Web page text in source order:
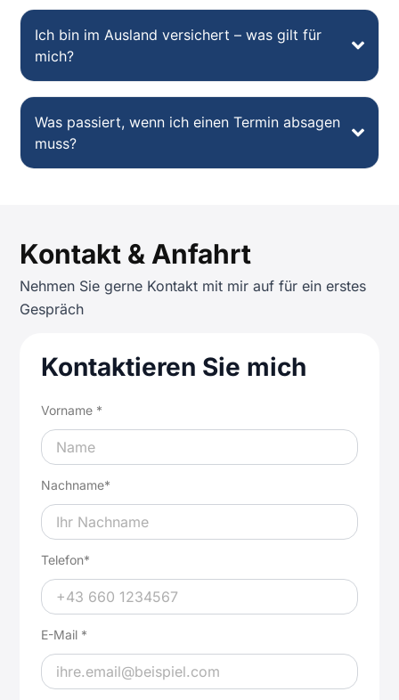
Ich bin im Ausland versichert – was gilt für
mich?
Was passiert, wenn ich einen Termin absagen
muss?
Kontakt & Anfahrt
Nehmen Sie gerne Kontakt mit mir auf für ein erstes
Gespräch
Kontaktieren Sie mich
Vorname *
Nachname*
Telefon*
E-Mail *